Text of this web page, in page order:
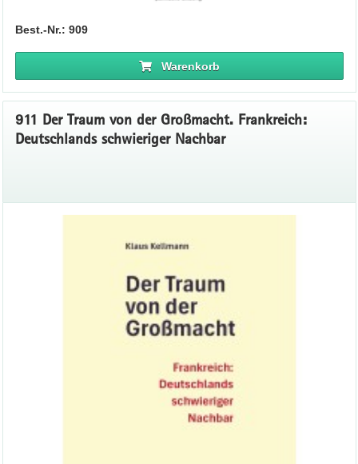
Best.-Nr.: 909
Warenkorb
911 Der Traum von der Großmacht. Frankreich:
Deutschlands schwieriger Nachbar